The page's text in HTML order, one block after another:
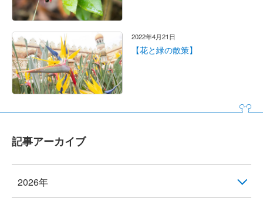
2022年4月21日
【花と緑の散策】
記事アーカイブ
2026年